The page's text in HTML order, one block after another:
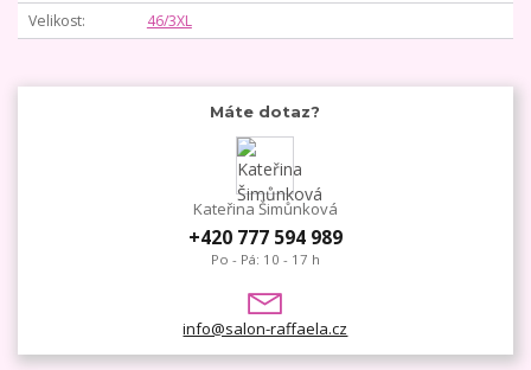
Velikost 46/3XL
Máte dotaz?
Kateřina Šimůnková
+420 777 594 989
Po - Pá: 10 - 17 h
info@salon-raffaela.cz